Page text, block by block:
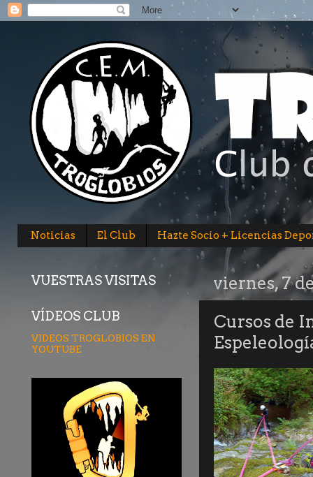
Noticias El Club Hazte Socio + Licencias
viernes, 7
Cursos de
VUESTRAS VISITAS
VÍDEOS CLUB
VIDEOS TROGLOBIOS EN
YOUTUBE